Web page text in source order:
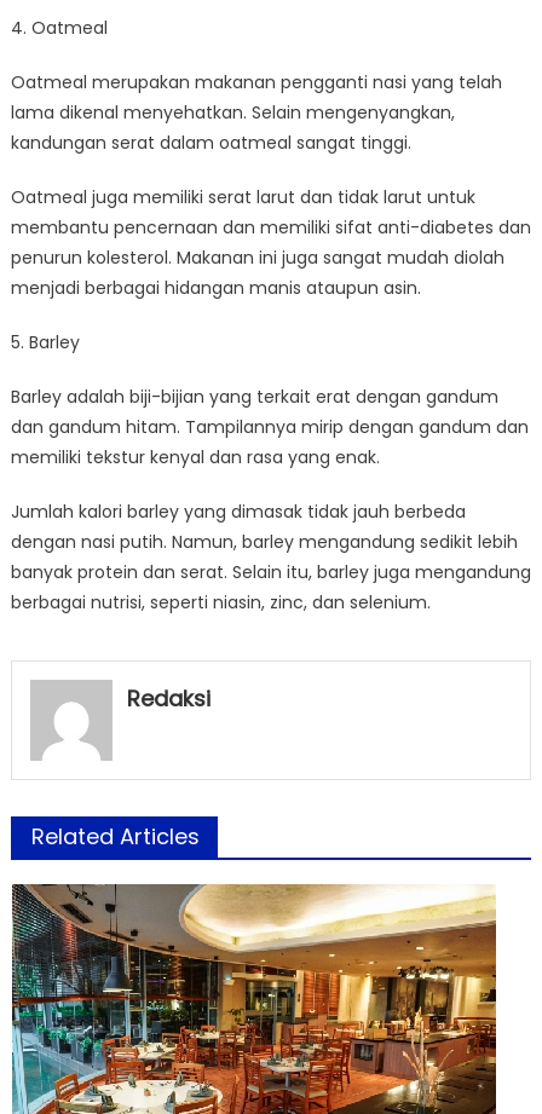
4. Oatmeal
Oatmeal merupakan makanan pengganti nasi yang telah
lama dikenal menyehatkan. Selain mengenyangkan,
kandungan serat dalam oatmeal sangat tinggi.
Oatmeal juga memiliki serat larut dan tidak larut untuk
membantu pencernaan dan memiliki sifat anti-diabetes dan
penurun kolesterol. Makanan ini juga sangat mudah diolah
menjadi berbagai hidangan manis ataupun asin.
5. Barley
Barley adalah biji-bijian yang terkait erat dengan gandum
dan gandum hitam. Tampilannya mirip dengan gandum dan
memiliki tekstur kenyal dan rasa yang enak.
Jumlah kalori barley yang dimasak tidak jauh berbeda
dengan nasi putih. Namun, barley mengandung sedikit lebih
banyak protein dan serat. Selain itu, barley juga mengandung
berbagai nutrisi, seperti niasin, zinc, dan selenium.
Redaksi
Related Articles